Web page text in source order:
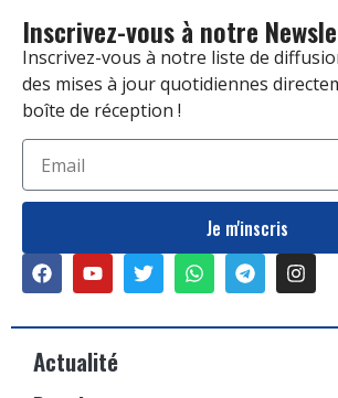
Inscrivez-vous à notre
Inscrivez-vous à notre liste de
des mises à jour quotidiennes
boîte de réception !
Je m'inscris
Actualité